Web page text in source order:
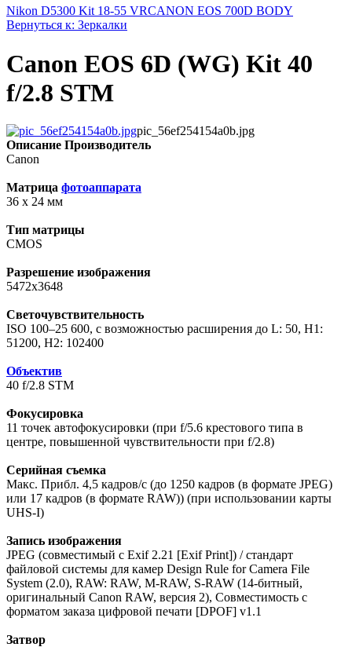
Nikon D5300 Kit 18-55 VRCANON EOS 700D BODY
Вернуться к: Зеркалки
Canon EOS 6D (WG) Kit 40
f/2.8 STM
pic_56ef254154a0b.jpg
Описание Производитель
Canon
Матрица фотоаппарата
36 x 24 мм
Тип матрицы
CMOS
Разрешение изображения
5472x3648
Светочувствительность
ISO 100–25 600, с возможностью расширения до L: 50, H1:
51200, H2: 102400
Объектив
40 f/2.8 STM
Фокусировка
11 точек автофокусировки (при f/5.6 крестового типа в
центре, повышенной чувствительности при f/2.8)
Серийная съемка
Макс. Прибл. 4,5 кадров/с (до 1250 кадров (в формате JPEG)
или 17 кадров (в формате RAW)) (при использовании карты
UHS-I)
Запись изображения
JPEG (совместимый с Exif 2.21 [Exif Print]) / стандарт
файловой системы для камер Design Rule for Camera File
System (2.0), RAW: RAW, M-RAW, S-RAW (14-битный,
оригинальный Canon RAW, версия 2), Совместимость с
форматом заказа цифровой печати [DPOF] v1.1
Затвор